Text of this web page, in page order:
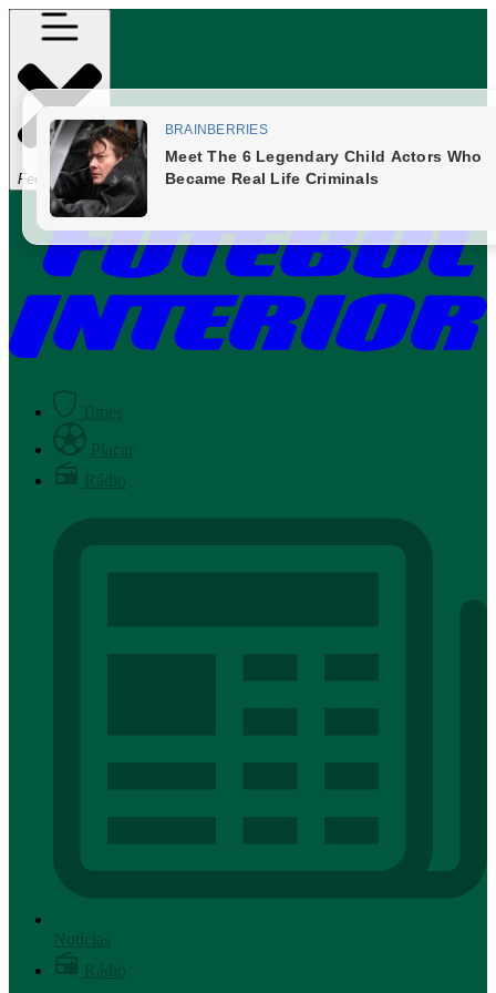
Fechar Menu
Times
Placar
Rádio
Notícias
Rádio